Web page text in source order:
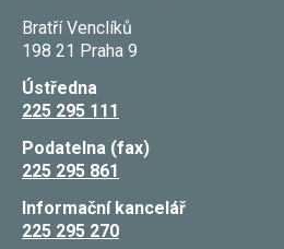
Bratří Venclíků
198 21 Praha 9
Ústředna
225 295 111
Podatelna (fax)
225 295 861
Informační kancelář
225 295 270